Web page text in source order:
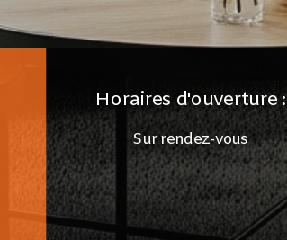
Horaires d'ouverture :
Sur rendez-vous